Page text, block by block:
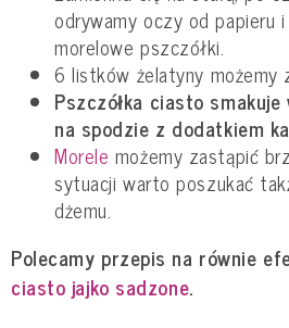
odrywamy oczy od papieru
morelowe pszczółki.
6 listków żelatyny możemy
Pszczółka ciasto
na spodzie z dodatkiem
Morele możemy zastąpić
sytuacji warto poszukać
dżemu.
Polecamy przepis na równie
ciasto jajko sadzone.